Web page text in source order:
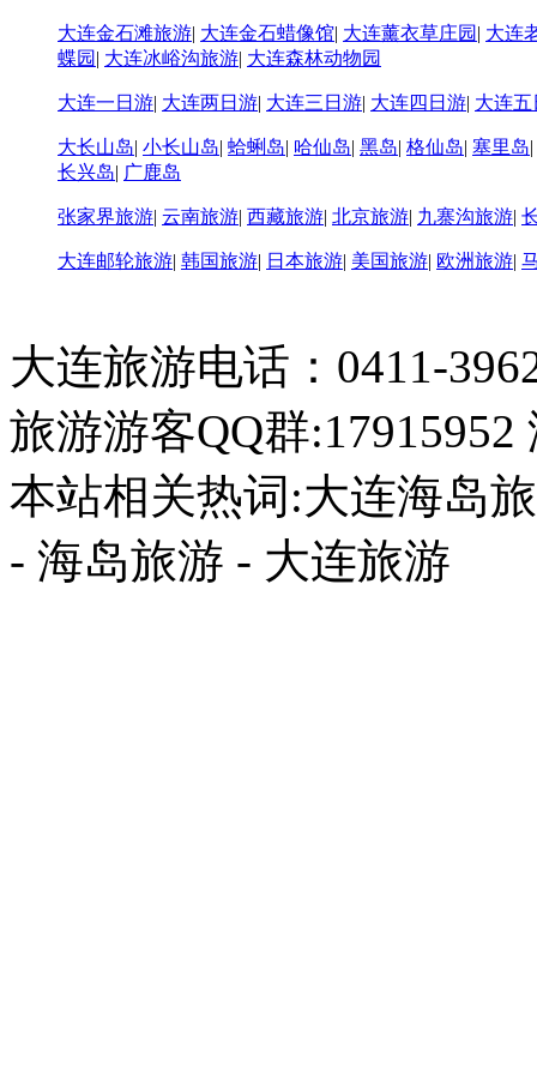
大连金石滩旅游| 大连金石蜡像馆| 大连薰衣草庄园 | 大连
蝶园 | 大连冰峪沟旅游| 大连森林动物园
大连一日游| 大连两日游| 大连三日游| 大连四日游| 大连五
大长山岛| 小长山岛| 蛤蜊岛| 哈仙岛| 黑岛| 格仙岛| 塞里岛|
长兴岛| 广鹿岛
张家界旅游| 云南旅游| 西藏旅游| 北京旅游| 九寨沟旅游|
大连邮轮旅游| 韩国旅游| 日本旅游| 美国旅游| 欧洲旅游|
大连旅游电话：0411-
旅游游客QQ群
本站相关热词:大连海岛
- 海岛旅游 - 大连旅游